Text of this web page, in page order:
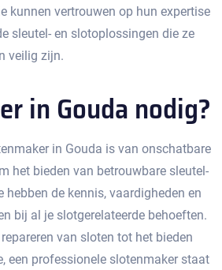
kunnen vertrouwen op hun expertise
sleutel- en slotoplossingen die ze
veilig zijn.​
in Gouda nodig?
in Gouda is van onschatbare
het bieden van betrouwbare sleutel-
de kennis, vaardigheden en
bij al je slotgerelateerde behoeften.​
van sloten tot het bieden
een professionele slotenmaker staat